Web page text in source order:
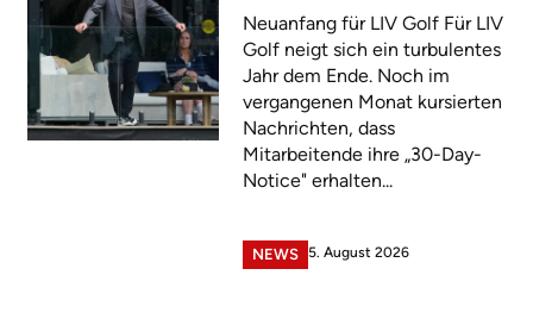
Neuanfang für LIV Golf Für LIV
Golf neigt sich ein turbulentes
Jahr dem Ende. Noch im
vergangenen Monat kursierten
Nachrichten, dass
Mitarbeitende ihre „30-Day-
Notice" erhalten...
NEWS 5. August 2026